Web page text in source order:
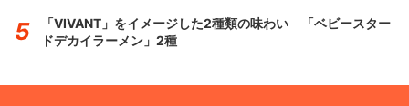
「VIVANT」をイメージした2種類の味わい 「ベビースター
ドデカイラーメン」2種